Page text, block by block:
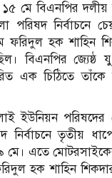
মে বিএনপির দলীয়
পরিষদ নির্বাচনে
হক শাহিন
বিএনপির জ্যেষ্ঠ
এক চিঠিতে তাঁকে
ইউনিয়ন পরিষদের
তৃতীয়
মে। এতে
হক শাহিন